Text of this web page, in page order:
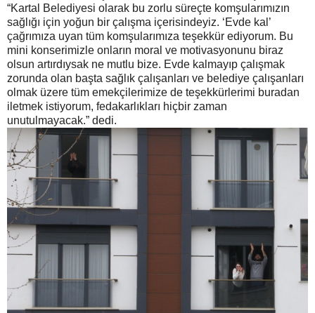
“Kartal Belediyesi olarak bu zorlu süreçte komşularımızın
sağlığı için yoğun bir çalışma içerisindeyiz. ‘Evde kal’
çağrımıza uyan tüm komşularımıza teşekkür ediyorum. Bu
mini konserimizle onların moral ve motivasyonunu biraz
olsun artırdıysak ne mutlu bize. Evde kalmayıp çalışmak
zorunda olan başta sağlık çalışanları ve belediye çalışanları
olmak üzere tüm emekçilerimize de teşekkürlerimi buradan
iletmek istiyorum, fedakarlıkları hiçbir zaman
unutulmayacak.” dedi.